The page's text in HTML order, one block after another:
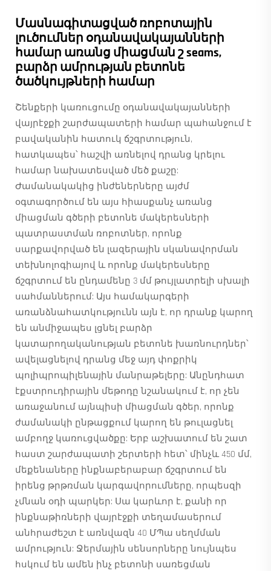
Մասնագիտացված ռոբոտային
լուծումներ օդանավակայանների
համար առանց միացման շ seams,
բարձր ամրության բետոնե
ծածկույթների համար
Շենքերի կառուցումը օդանավակայանների
վայրէջքի շարժապատերի համար պահանջում է
բավականին հատուկ ճշգրտություն,
հատկապես՝ հաշվի առնելով դրանց կրելու
համար նախատեսված մեծ քաշը:
Ժամանակակից ինժեներները այժմ
օգտագործում են այս հիասքանչ առանց
միացման գծերի բետոնե մակերեսների
պատրաստման ռոբոտներ, որոնք
սարքավորված են լազերային սկանավորման
տեխնոլոգիայով և որոնք մակերեսները
ճշգրտում են ընդամենը 3 մմ թույլատրելի սխալի
սահմաններում: Այս համակարգերի
առանձնահատկությունն այն է, որ դրանք կարող
են անմիջապես լցնել բարձր
կատարողականության բետոնե խառնուրդներ՝
ավելացնելով դրանց մեջ այդ փոքրիկ
պոլիպրոպիլենային մանրաթելերը: Անընդհատ
էքստրուդիրային մեթոդը նշանակում է, որ չեն
առաջանում այնպիսի միացման գծեր, որոնք
ժամանակի ընթացքում կարող են թուլացնել
ամբողջ կառուցվածքը: Երբ աշխատում են շատ
հաստ շարժապատի շերտերի հետ՝ մինչև 450 մմ,
մեքենաները ինքնաբերաբար ճշգրտում են
իրենց թրթռման կարգավորումները, որպեսզի
չմնան օդի պարկեր: Սա կարևոր է, քանի որ
ինքնաթիռների վայրէջքի տեղամասերում
անհրաժեշտ է առնվազն 40 ՄՊա սեղմման
ամրություն: Ջերմային սենսորները նույնպես
հսկում են ամեն ինչ բետոնի սառեցման